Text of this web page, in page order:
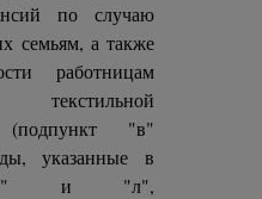
по случаю
семьям, а также
работницам
(подпункт "в"
указанные в
"к" и "л",